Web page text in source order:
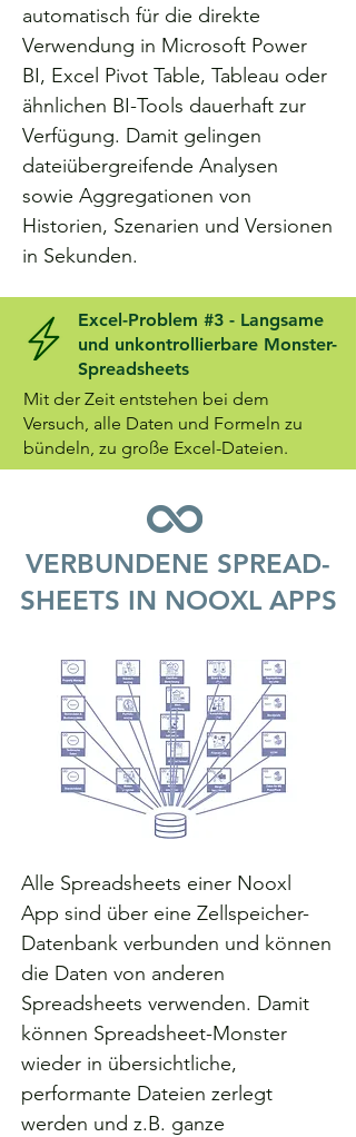
automatisch für die direkte
Verwendung in Microsoft Power
BI, Excel Pivot Table, Tableau oder
ähnlichen BI-Tools dauerhaft zur
Verfügung. Damit gelingen
dateiübergreifende Analysen
sowie Aggregationen von
Historien, Szenarien und Versionen
in Sekunden.
Excel-Problem #3 - Langsame
und unkontrollierbare Monster-
Spreadsheets
Mit der Zeit entstehen bei dem
Versuch, alle Daten und Formeln zu
bündeln, zu große Excel-Dateien.
VERBUNDENE SPREAD-
SHEETS IN NOOXL APPS
Alle Spreadsheets einer Nooxl
App sind über eine Zellspeicher-
Datenbank verbunden und können
die Daten von anderen
Spreadsheets verwenden. Damit
können Spreadsheet-Monster
wieder in übersichtliche,
performante Dateien zerlegt
werden und z.B. ganze